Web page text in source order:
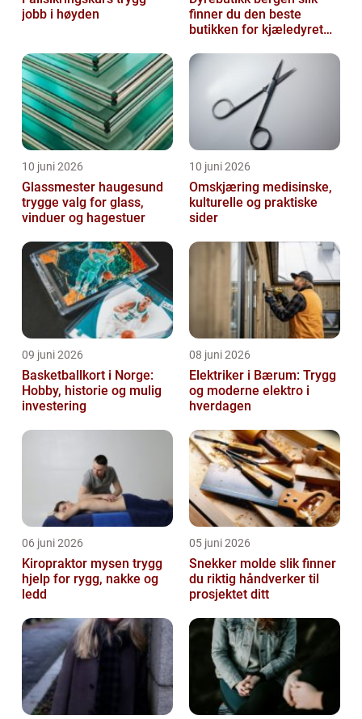
jobb i høyden
finner du den beste
butikken for kjæledyret
10 juni 2026
Glassmester haugesund
trygge valg for glass,
vinduer og hagestuer
10 juni 2026
Omskjæring medisinske,
kulturelle og praktiske
sider
09 juni 2026
Basketballkort i Norge:
Hobby, historie og mulig
investering
08 juni 2026
Elektriker i Bærum: Trygg
og moderne elektro i
hverdagen
06 juni 2026
Kiropraktor mysen trygg
hjelp for rygg, nakke og
ledd
05 juni 2026
Snekker molde slik finner
du riktig håndverker til
prosjektet ditt